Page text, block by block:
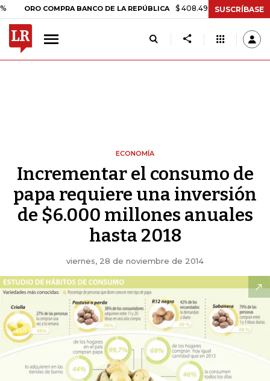
COMPRA BANCO DE LA REPÚBLICA $ 408.498,97 +$ 8.753,81
SUSCRÍBASE
ECONOMÍA
Incrementar el consumo de
papa requiere una inversión
de $6.000 millones anuales
hasta 2018
viernes, 28 de noviembre de 2014